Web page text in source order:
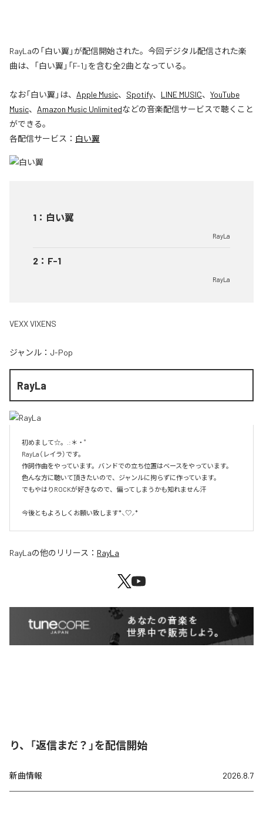
RayLaの「白い翼」が配信開始された。今回デジタル配信された楽
曲は、「白い翼」「F-1」を含む全2曲となっている。
なお「白い翼 」は、 Apple Music、 Spotify、 LINE MUSIC、 YouTube
Music、 Amazon Music Unlimitedなどの音楽配信サービスで聴くこと
ができる。
各配信サービス： 白い翼
1 ： 白い翼
RayLa
2 ： F-1
RayLa
VEXX VIXENS
ジャンル： J-Pop
RayLa
初めまして☆。.:＊・゜
RayLa（レイラ）です。
作詞作曲をやっています。バンドでの立ち位置はベースをやっています。
色んな方に聴いて頂きたいので、ジャンルに拘らずに作っています。
でもやはりROCKが好きなので、偏ってしまうかも知れません汗
今後ともよろしくお願い致します*⸜♡⸝*
RayLaの他のリリース： RayLa
り、「返信まだ？」を配信開始
新曲情報 2026.8.7